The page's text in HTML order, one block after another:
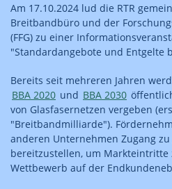
Am 17.10.2024 lud die RTR
Breitbandbüro und der
(FFG) zu einer
"Standardangebote und Entgelte
Bereits seit mehreren Jahren
BBA 2020 und BBA 2030
von Glasfasernetzen vergeben
"Breitbandmilliarde").
anderen Unternehmen Zugang
bereitzustellen, um
Wettbewerb auf der